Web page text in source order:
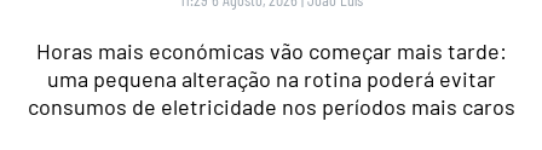
Horas mais económicas vão começar mais tarde:
uma pequena alteração na rotina poderá evitar
consumos de eletricidade nos períodos mais caros